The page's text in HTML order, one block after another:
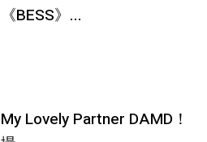
《BESS》...
My Lovely Partner DAMD！